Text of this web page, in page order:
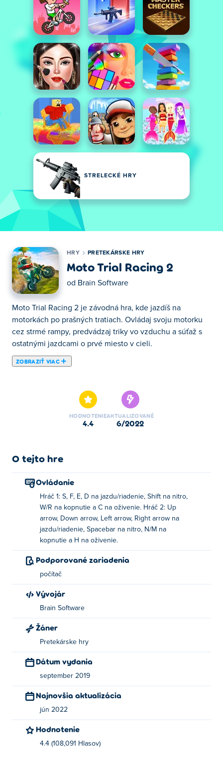
STRELECKÉ HRY
HRY PRETEKÁRSKE HRY
Moto Trial Racing 2
od Brain Software
Moto Trial Racing 2 je závodná hra, kde jazdíš na
motorkách po prašných tratiach. Ovládaj svoju motorku
cez strmé rampy, predvádzaj triky vo vzduchu a súťaž s
ostatnými jazdcami o prvé miesto v cieli.
ZOBRAZIŤ VIAC
HODNOTENIE
4.4
AKTUALIZOVANÉ
6/2022
O tejto hre
Ovládanie
Hráč 1: S, F, E, D na jazdu/riadenie, Shift na nitro,
W/R na kopnutie a C na oživenie. Hráč 2: Up
arrow, Down arrow, Left arrow, Right arrow na
jazdu/riadenie, Spacebar na nitro, N/M na
kopnutie a H na oživenie.
Podporované zariadenia
počítač
Vývojár
Brain Software
Žáner
Pretekárske hry
Dátum vydania
september 2019
Najnovšia aktualizácia
jún 2022
Hodnotenie
4.4 (108,091 Hlasov)